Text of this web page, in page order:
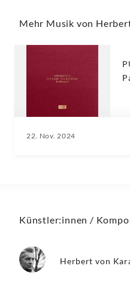
Mehr Musik von
22. Nov. 2024
Künstler:innen /
Herbert von